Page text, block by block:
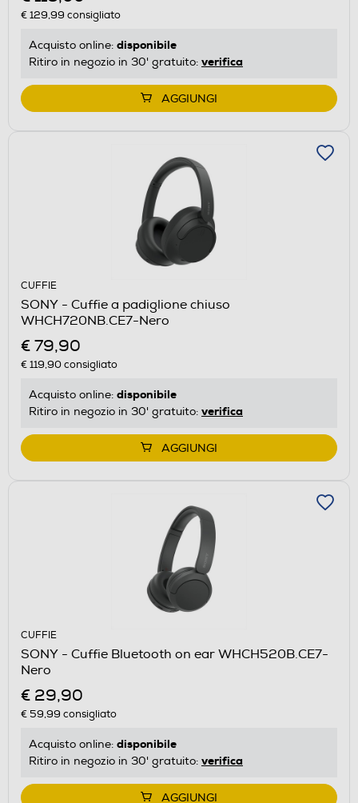
€ 129,99 consigliato
Acquisto online: disponibile
Ritiro in negozio in 30' gratuito: verifica
AGGIUNGI
CUFFIE
SONY - Cuffie a padiglione chiuso
WHCH720NB.CE7-Nero
€ 79,90
€ 119,90consigliato
Acquisto online: disponibile
Ritiro in negozio in 30' gratuito: verifica
AGGIUNGI
CUFFIE
SONY - Cuffie Bluetooth on ear WHCH520B.CE7-
Nero
€ 29,90
€ 59,99 consigliato
Acquisto online: disponibile
Ritiro in negozio in 30' gratuito: verifica
AGGIUNGI